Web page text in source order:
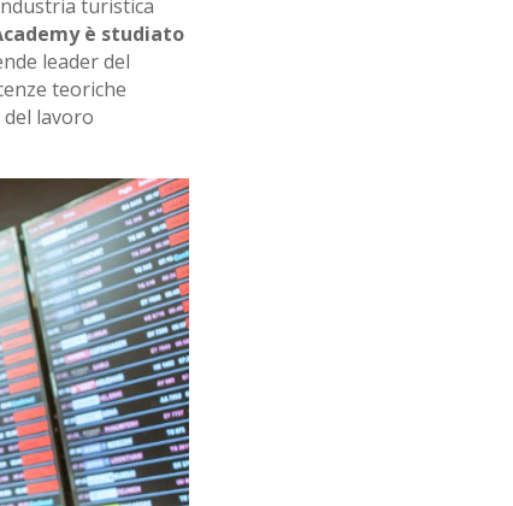
turistica
è studiato
leader del
teoriche
lavoro